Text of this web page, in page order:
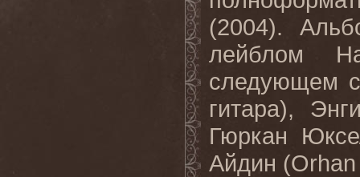
(2004).
лейблом
следующем
гитара),
Гюркан
Айдин (Orhan